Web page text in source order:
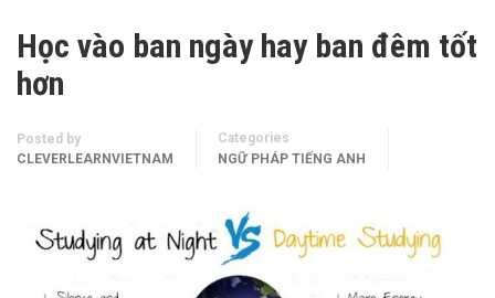
Học vào ban ngày hay ban đêm tốt
hơn
Posted by
CLEVERLEARNVIETNAM
Categories
NGỮ PHÁP TIẾNG ANH